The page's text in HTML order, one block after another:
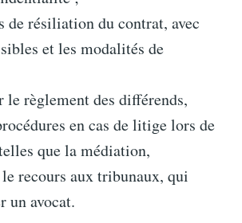
de résiliation du contrat, avec
et les modalités de
le règlement des différends,
en cas de litige lors de
que la médiation,
recours aux tribunaux, qui
un avocat.